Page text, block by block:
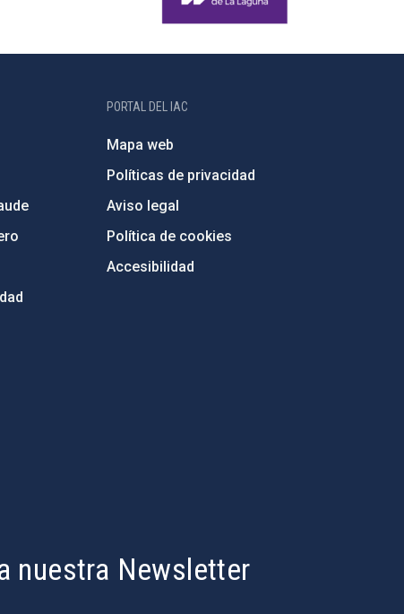
PORTAL DEL IAC
Mapa web
Políticas de privacidad
Aviso legal
Política de cookies
Accesibilidad
nuestra Newsletter